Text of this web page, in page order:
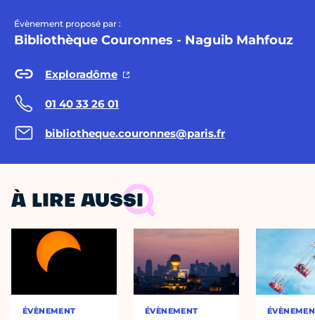
Évènement proposé par :
Bibliothèque Couronnes - Naguib Mahfouz
Exploradôme
01 40 33 26 01
bibliotheque.couronnes@paris.fr
À LIRE AUSSI
ÉVÈNEMENT ÉVÈNEMENT